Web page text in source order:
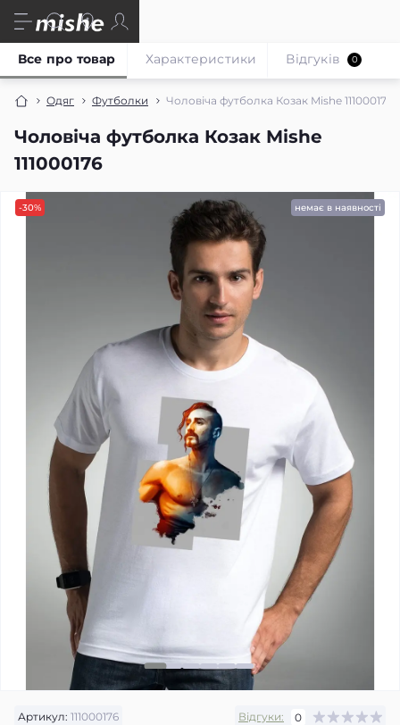
Одяг Футболки Чоловіча футболка Козак Mishe 111000176
Чоловіча футболка Козак Mishe
111000176
Все про товар Характеристики Відгуків 0
-30% немає в наявності
Артикул: 111000176 Відгуки: 0